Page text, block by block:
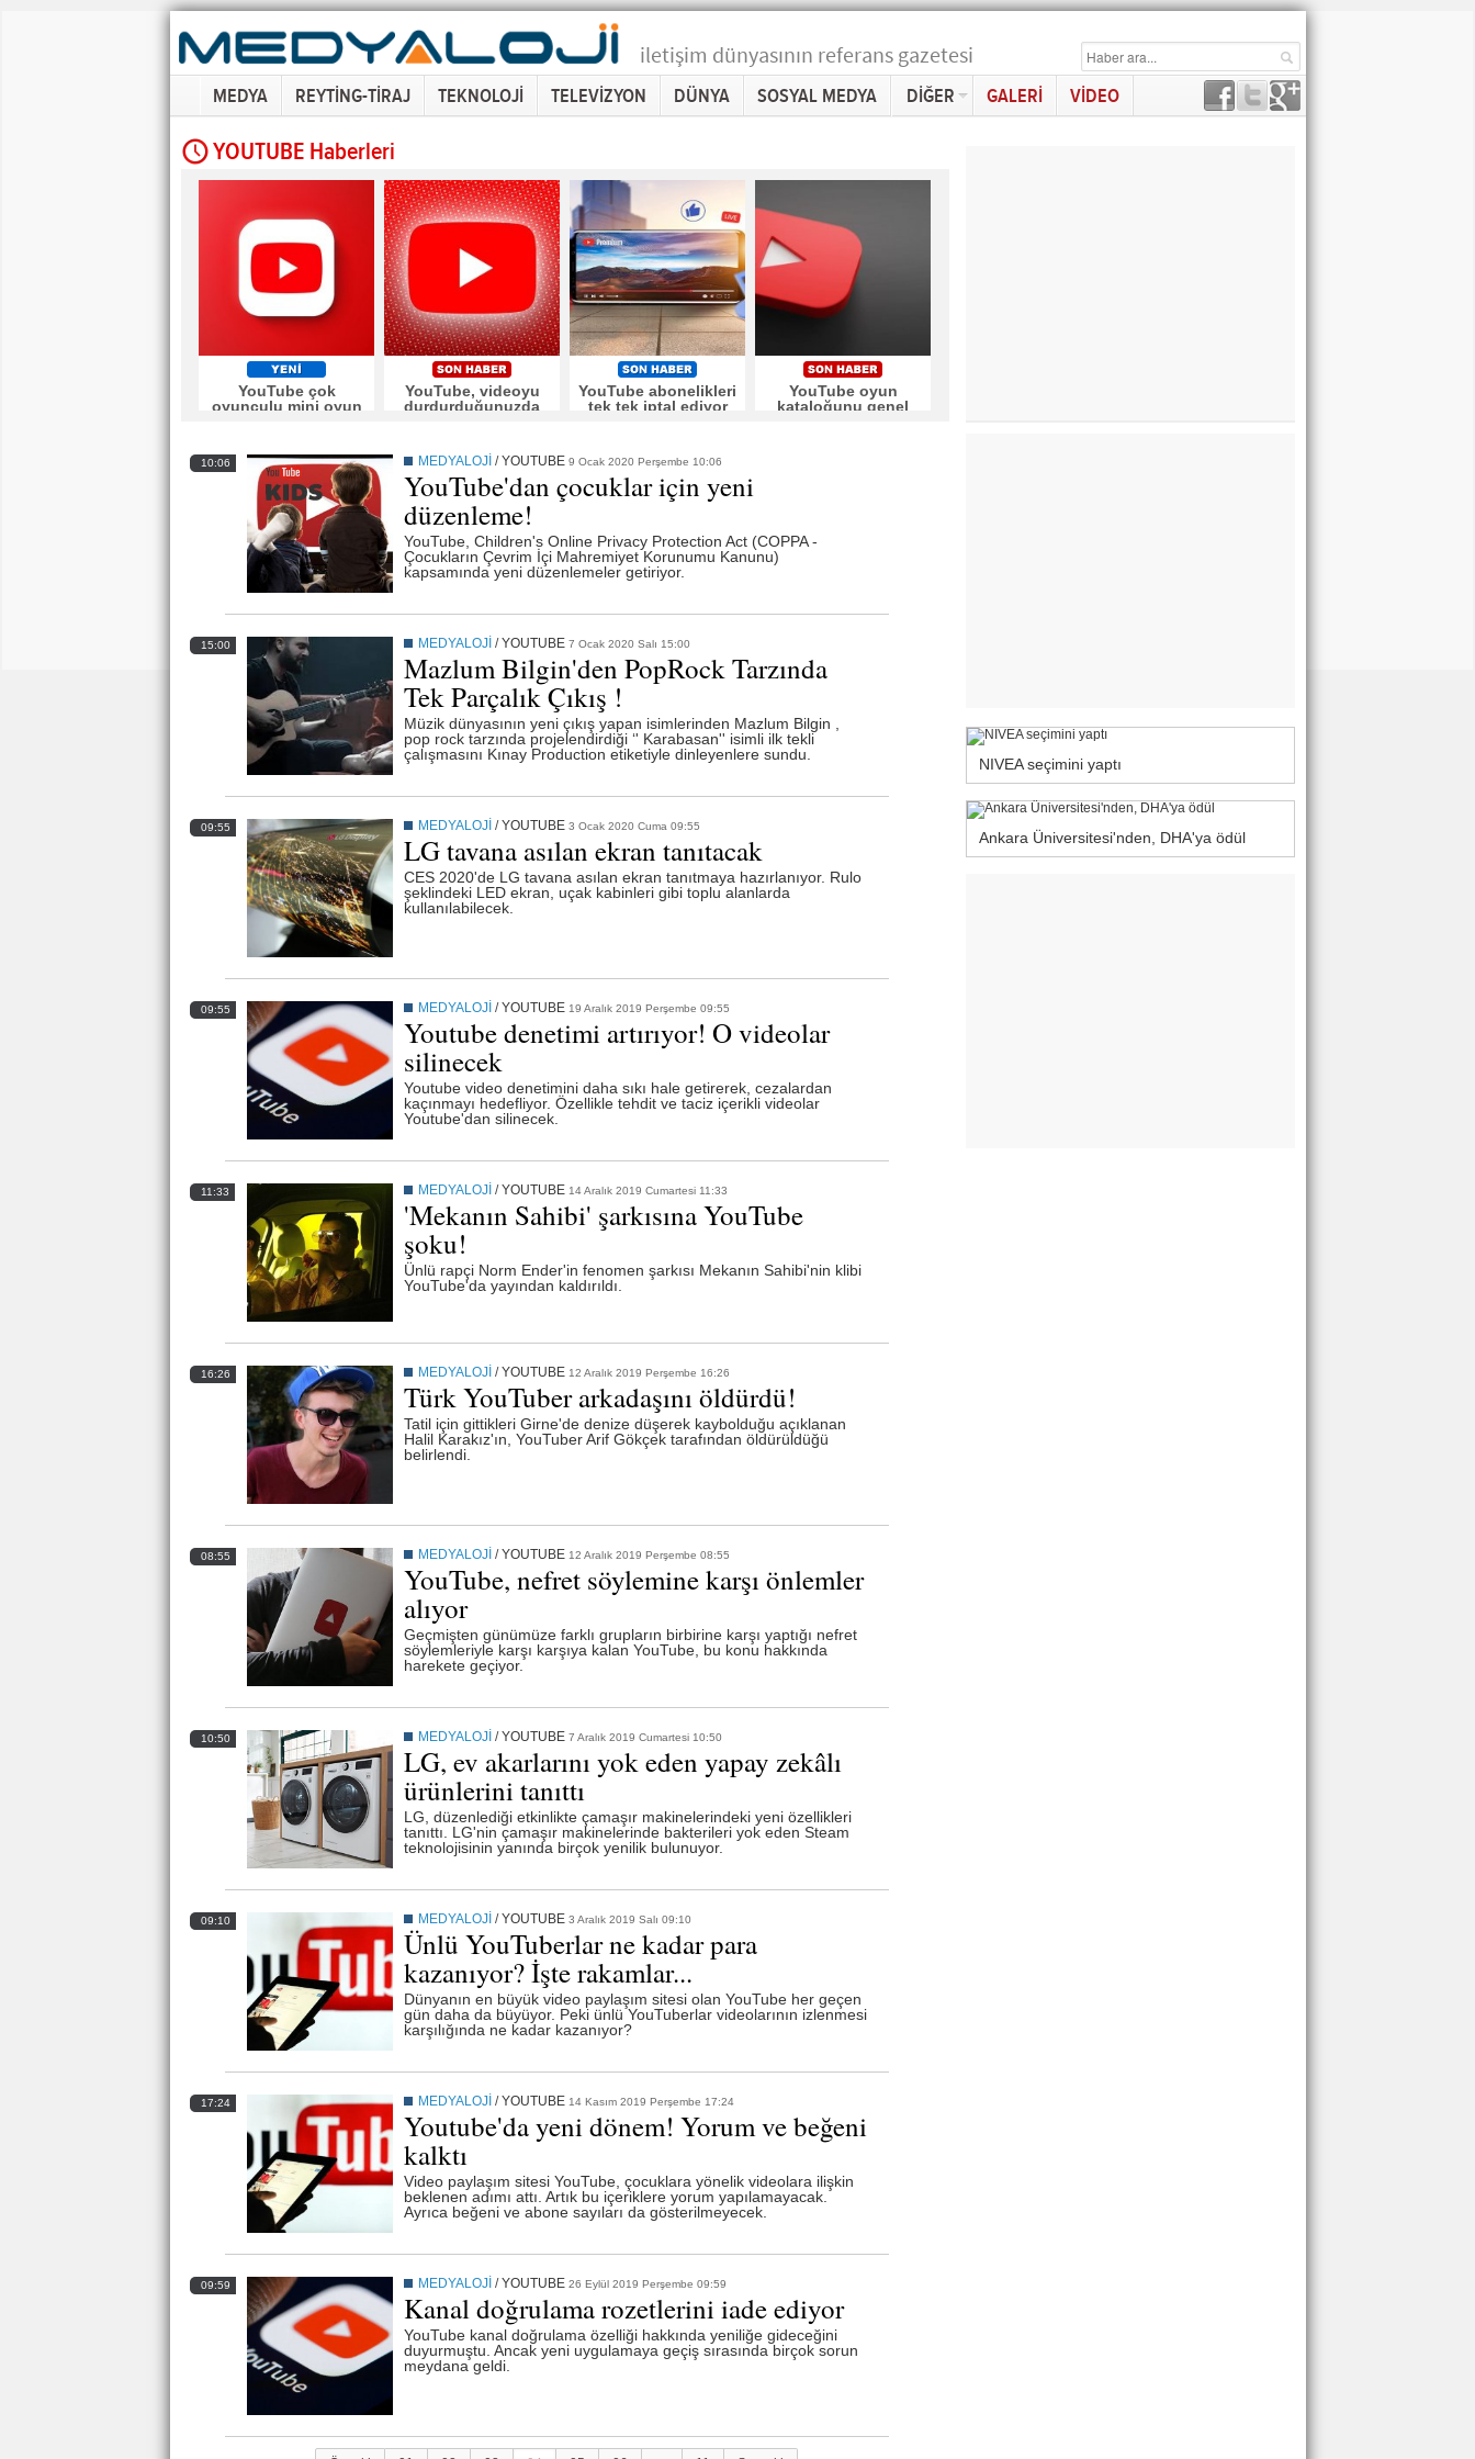
iletişim dünyasının referans gazetesi
MEDYA REYTİNG-TİRAJ TEKNOLOJİ TELEVİZYON DÜNYA SOSYAL MEDYA DİĞER GALERİ VİDEO
YOUTUBE Haberleri
YouTube çok
oyunculu mini oyun
YouTube, videoyu
durdurduğunuzda
YouTube abonelikleri
tek tek iptal ediyor
YouTube oyun
kataloğunu genel
MEDYALOJİ/YOUTUBE 9 Ocak 2020 Perşembe 10:06
YouTube'dan çocuklar için yeni
düzenleme!
YouTube, Children's Online Privacy Protection Act (COPPA -
Çocukların Çevrim İçi Mahremiyet Korunumu Kanunu)
kapsamında yeni düzenlemeler getiriyor.
10:06
MEDYALOJİ/YOUTUBE 7 Ocak 2020 Salı 15:00
Mazlum Bilgin'den PopRock Tarzında
Tek Parçalık Çıkış !
Müzik dünyasının yeni çıkış yapan isimlerinden Mazlum Bilgin ,
pop rock tarzında projelendirdiği ‘' Karabasan'' isimli ilk tekli
çalışmasını Kınay Production etiketiyle dinleyenlere sundu.
15:00
MEDYALOJİ/YOUTUBE 3 Ocak 2020 Cuma 09:55
LG tavana asılan ekran tanıtacak
CES 2020'de LG tavana asılan ekran tanıtmaya hazırlanıyor. Rulo
şeklindeki LED ekran, uçak kabinleri gibi toplu alanlarda
kullanılabilecek.
09:55
MEDYALOJİ/YOUTUBE 19 Aralık 2019 Perşembe 09:55
Youtube denetimi artırıyor! O videolar
silinecek
Youtube video denetimini daha sıkı hale getirerek, cezalardan
kaçınmayı hedefliyor. Özellikle tehdit ve taciz içerikli videolar
Youtube'dan silinecek.
09:55
MEDYALOJİ/YOUTUBE 14 Aralık 2019 Cumartesi 11:33
'Mekanın Sahibi' şarkısına YouTube
şoku!
Ünlü rapçi Norm Ender'in fenomen şarkısı Mekanın Sahibi'nin klibi
YouTube'da yayından kaldırıldı.
11:33
MEDYALOJİ/YOUTUBE 12 Aralık 2019 Perşembe 16:26
Türk YouTuber arkadaşını öldürdü!
Tatil için gittikleri Girne'de denize düşerek kaybolduğu açıklanan
Halil Karakız'ın, YouTuber Arif Gökçek tarafından öldürüldüğü
belirlendi.
16:26
MEDYALOJİ/YOUTUBE 12 Aralık 2019 Perşembe 08:55
YouTube, nefret söylemine karşı önlemler
alıyor
Geçmişten günümüze farklı grupların birbirine karşı yaptığı nefret
söylemleriyle karşı karşıya kalan YouTube, bu konu hakkında
harekete geçiyor.
08:55
MEDYALOJİ/YOUTUBE 7 Aralık 2019 Cumartesi 10:50
LG, ev akarlarını yok eden yapay zekâlı
ürünlerini tanıttı
LG, düzenlediği etkinlikte çamaşır makinelerindeki yeni özellikleri
tanıttı. LG'nin çamaşır makinelerinde bakterileri yok eden Steam
teknolojisinin yanında birçok yenilik bulunuyor.
10:50
MEDYALOJİ/YOUTUBE 3 Aralık 2019 Salı 09:10
Ünlü YouTuberlar ne kadar para
kazanıyor? İşte rakamlar...
Dünyanın en büyük video paylaşım sitesi olan YouTube her geçen
gün daha da büyüyor. Peki ünlü YouTuberlar videolarının izlenmesi
karşılığında ne kadar kazanıyor?
09:10
MEDYALOJİ/YOUTUBE 14 Kasım 2019 Perşembe 17:24
Youtube'da yeni dönem! Yorum ve beğeni
kalktı
Video paylaşım sitesi YouTube, çocuklara yönelik videolara ilişkin
beklenen adımı attı. Artık bu içeriklere yorum yapılamayacak.
Ayrıca beğeni ve abone sayıları da gösterilmeyecek.
17:24
MEDYALOJİ/YOUTUBE 26 Eylül 2019 Perşembe 09:59
Kanal doğrulama rozetlerini iade ediyor
YouTube kanal doğrulama özelliği hakkında yeniliğe gideceğini
duyurmuştu. Ancak yeni uygulamaya geçiş sırasında birçok sorun
meydana geldi.
09:59
NIVEA seçimini yaptı
Ankara Üniversitesi'nden, DHA'ya ödül